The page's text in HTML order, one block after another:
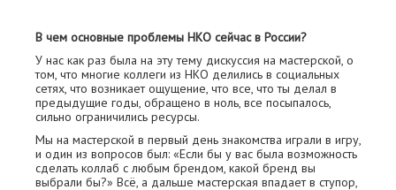
В чем основные проблемы НКО сейчас в России?
У нас как раз была на эту тему дискуссия на мастерской, о
том, что многие коллеги из НКО делились в социальных
сетях, что возникает ощущение, что все, что ты делал в
предыдущие годы, обращено в ноль, все посыпалось,
сильно ограничились ресурсы.
Мы на мастерской в первый день знакомства играли в игру,
и один из вопросов был: «Если бы у вас была возможность
сделать коллаб с любым брендом, какой бренд вы
выбрали бы?» Всё, а дальше мастерская впадает в ступор,